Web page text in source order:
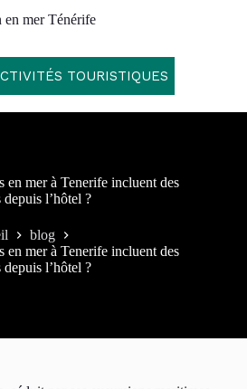
en mer Ténérife
TOURISTIQUES
en mer à Tenerife incluent des
depuis l’hôtel ?
blog
en mer à Tenerife incluent des
depuis l’hôtel ?